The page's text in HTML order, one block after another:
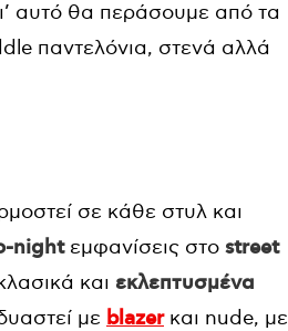
αυτό θα περάσουμε από τα
παντελόνια, στενά αλλά
σε κάθε στυλ και
nightεμφανίσεις στο street
και εκλεπτυσμένα
με blazerκαι nude, με